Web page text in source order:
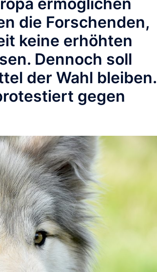
die Forschenden,
keine erhöhten
Dennoch soll
der Wahl bleiben.
gegen